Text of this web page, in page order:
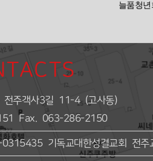
늘품청년
주객사3길 11-4 (고사동)
Fax. 063-286-2150
0315435 기독교대한성결교회 전주